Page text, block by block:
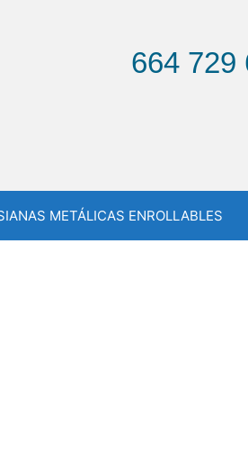
664 729
METÁLICAS ENROLLABLES